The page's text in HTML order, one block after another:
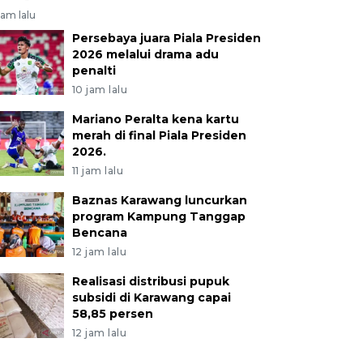
lalu
Persebaya juara Piala Presiden
2026 melalui drama adu
penalti
10 jam lalu
Mariano Peralta kena kartu
merah di final Piala Presiden
2026.
11 jam lalu
Baznas Karawang luncurkan
program Kampung Tanggap
Bencana
12 jam lalu
Realisasi distribusi pupuk
subsidi di Karawang capai
58,85 persen
12 jam lalu